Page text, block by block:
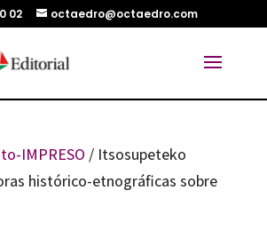
02 octaedro@octaedro.com
IMPRESO / Itsosupeteko
histórico-etnográficas sobre